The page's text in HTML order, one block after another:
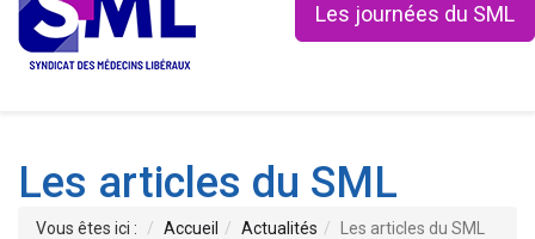
Les journées du SML
Les articles du SML
Vous êtes ici : Accueil Actualités Les articles du SML